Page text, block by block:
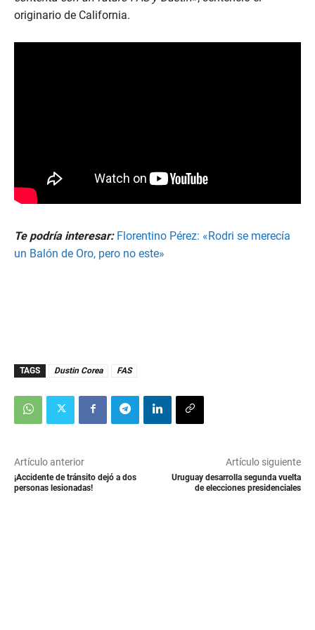
originario de California.
Te podría interesar: Florentino Pérez: «Rodri se merecía
un Balón de Oro, pero no este»
TAGS Dustin Corea FAS
Artículo anterior
¡Accidente de tránsito dejó a dos
personas lesionadas!
Artículo siguiente
Uruguay desarrolla segunda vuelta
de elecciones presidenciales